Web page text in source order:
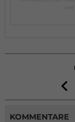
KOMMENTARE